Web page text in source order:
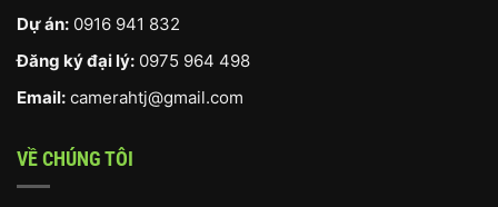
Dự án: 0916 941 832
Đăng ký đại lý: 0975 964 498
Email: camerahtj@gmail.com
VỀ CHÚNG TÔI